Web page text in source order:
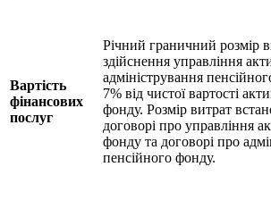
Вартість
фінансових
послуг
Річний граничний розмір
здійснення управління
адміністрування
7% від чистої вартості
фонду. Розмір витрат
договорі про управління
фонду та договорі про
пенсійного фонду.